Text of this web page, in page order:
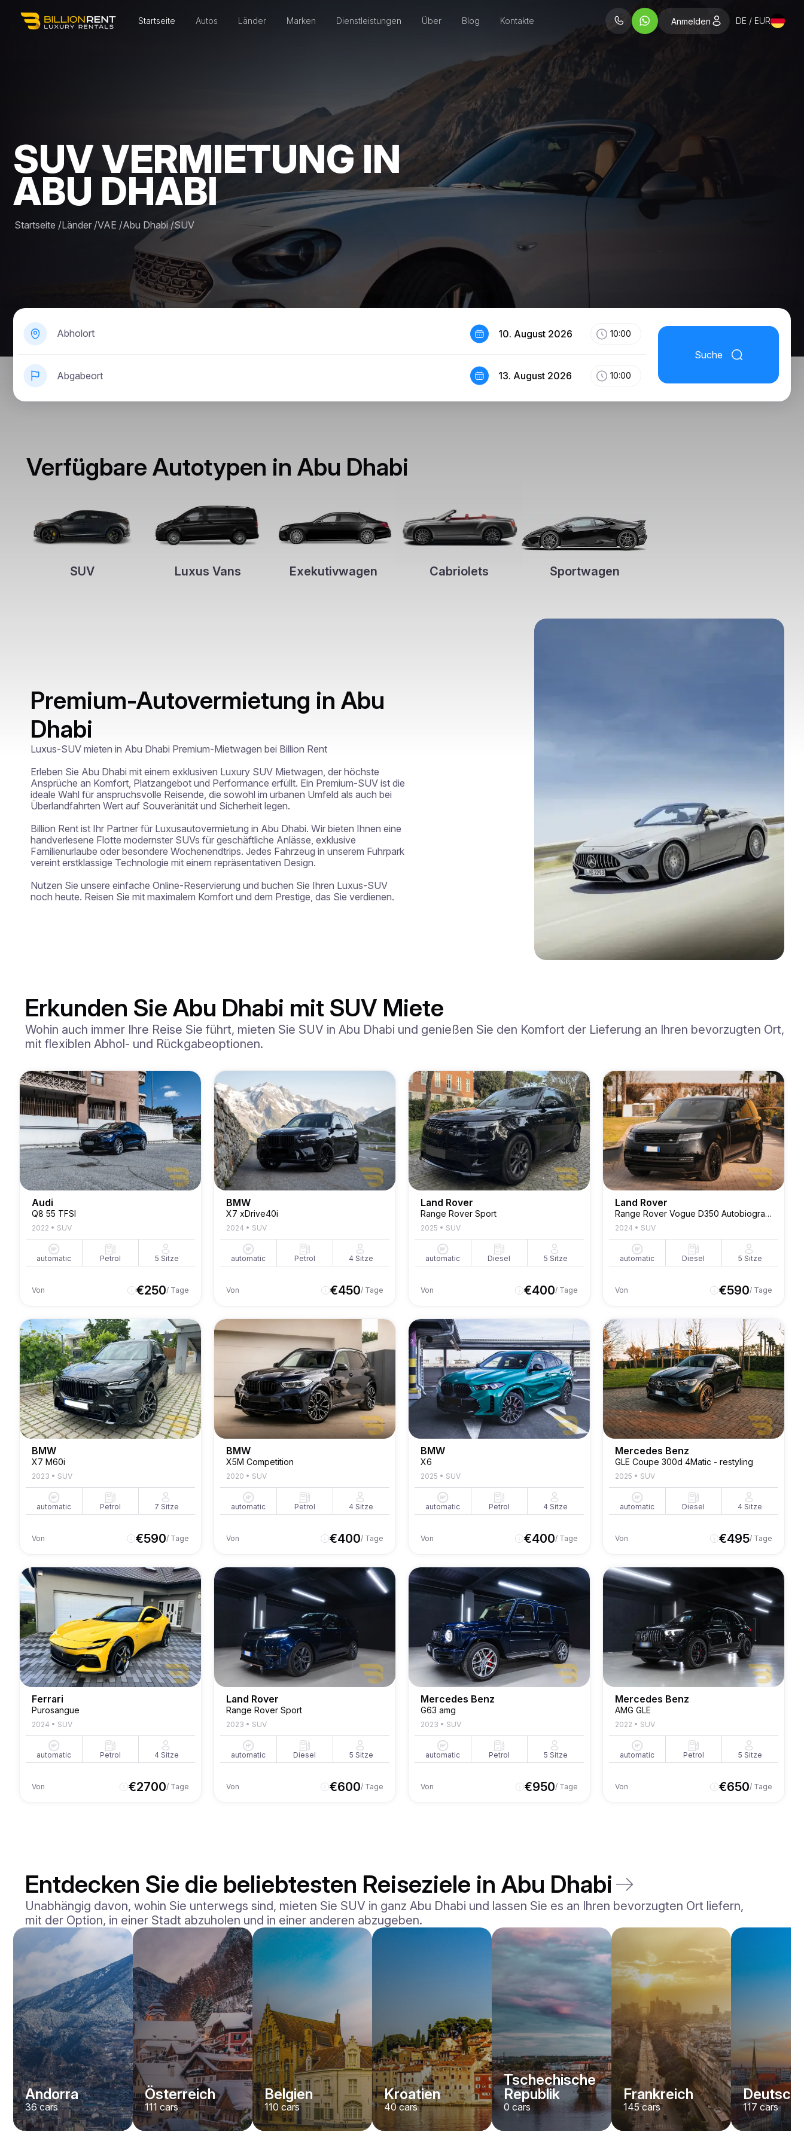
Startseite Autos Länder Marken Dienstleistungen Über Blog Kontakte Anmelden DE / EUR
SUV VERMIETUNG IN
ABU DHABI
Startseite /Länder /VAE /Abu Dhabi /SUV
Abholort
Abgabeort
10. August 2026 10:00
13. August 2026 10:00
Suche
Verfügbare Autotypen in Abu Dhabi
SUV Luxus Vans Exekutivwagen Cabriolets Sportwagen
Premium-Autovermietung in Abu
Dhabi
Luxus-SUV mieten in Abu Dhabi Premium-Mietwagen bei Billion Rent
Erleben Sie Abu Dhabi mit einem exklusiven Luxury SUV Mietwagen, der höchste
Ansprüche an Komfort, Platzangebot und Performance erfüllt. Ein Premium-SUV ist die
ideale Wahl für anspruchsvolle Reisende, die sowohl im urbanen Umfeld als auch bei
Überlandfahrten Wert auf Souveränität und Sicherheit legen.
Billion Rent ist Ihr Partner für Luxusautovermietung in Abu Dhabi. Wir bieten Ihnen eine
handverlesene Flotte modernster SUVs für geschäftliche Anlässe, exklusive
Familienurlaube oder besondere Wochenendtrips. Jedes Fahrzeug in unserem Fuhrpark
vereint erstklassige Technologie mit einem repräsentativen Design.
Nutzen Sie unsere einfache Online-Reservierung und buchen Sie Ihren Luxus-SUV
noch heute. Reisen Sie mit maximalem Komfort und dem Prestige, das Sie verdienen.
Erkunden Sie Abu Dhabi mit SUV Miete
Wohin auch immer Ihre Reise Sie führt, mieten Sie SUV in Abu Dhabi und genießen Sie den Komfort der Lieferung an Ihren bevorzugten Ort,
mit flexiblen Abhol- und Rückgabeoptionen.
Audi
Q8 55 TFSI
2022 • SUV
automatic Petrol 5 Sitze
Von €250/ Tage
BMW
X7 xDrive40i
2024 • SUV
automatic Petrol 4 Sitze
Von €450/ Tage
Land Rover
Range Rover Sport
2025 • SUV
automatic Diesel 5 Sitze
Von €400/ Tage
Land Rover
Range Rover Vogue D350 Autobiography
2024 • SUV
automatic Diesel 5 Sitze
Von €590/ Tage
BMW
X7 M60i
2023 • SUV
automatic Petrol 7 Sitze
Von €590/ Tage
BMW
X5M Competition
2020 • SUV
automatic Petrol 4 Sitze
Von €400/ Tage
BMW
X6
2025 • SUV
automatic Petrol 4 Sitze
Von €400/ Tage
Mercedes Benz
GLE Coupe 300d 4Matic - restyling
2025 • SUV
automatic Diesel 4 Sitze
Von €495/ Tage
Ferrari
Purosangue
2024 • SUV
automatic Petrol 4 Sitze
Von €2700/ Tage
Land Rover
Range Rover Sport
2023 • SUV
automatic Diesel 5 Sitze
Von €600/ Tage
Mercedes Benz
G63 amg
2023 • SUV
automatic Petrol 5 Sitze
Von €950/ Tage
Mercedes Benz
AMG GLE
2022 • SUV
automatic Petrol 5 Sitze
Von €650/ Tage
Entdecken Sie die beliebtesten Reiseziele in Abu Dhabi
Unabhängig davon, wohin Sie unterwegs sind, mieten Sie SUV in ganz Abu Dhabi und lassen Sie es an Ihren bevorzugten Ort liefern,
mit der Option, in einer Stadt abzuholen und in einer anderen abzugeben.
Andorra
36cars
Österreich
111 cars
Belgien
110cars
Kroatien
40cars
Tschechische
Republik
0 cars
Frankreich
145cars 117 cars